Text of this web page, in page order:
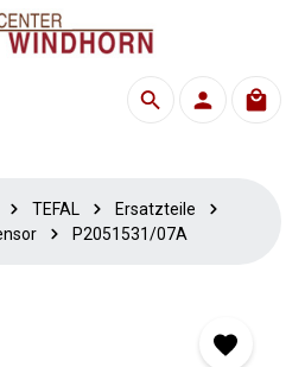
TEFAL
Ersatzteile
P2051531/07A